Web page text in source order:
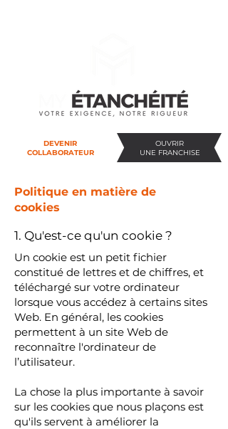
OUVRIR
UNE FRANCHISE
DEVENIR
COLLABORATEUR
Politique en matière de
cookies
1. Qu'est-ce qu'un cookie ?
Un cookie est un petit fichier
constitué de lettres et de chiffres, et
téléchargé sur votre ordinateur
lorsque vous accédez à certains sites
Web. En général, les cookies
permettent à un site Web de
reconnaître l'ordinateur de
l’utilisateur.
La chose la plus importante à savoir
sur les cookies que nous plaçons est
qu'ils servent à améliorer la